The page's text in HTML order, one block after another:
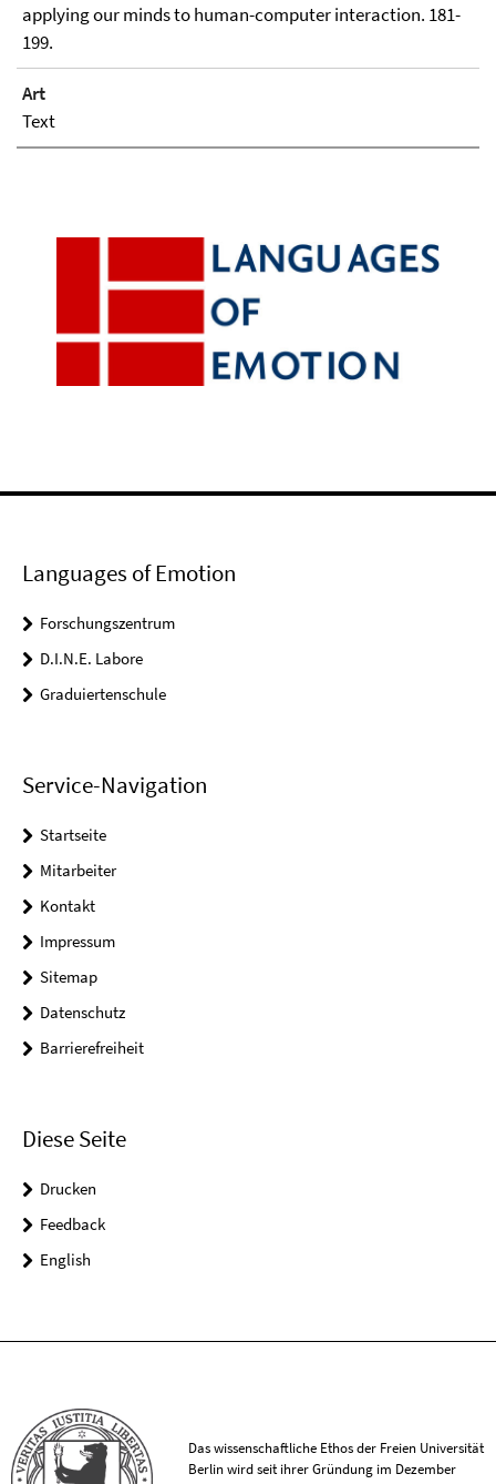
applying our minds to human-computer interaction. 181-
199.
Art
Text
Languages of Emotion
Forschungszentrum
D.I.N.E. Labore
Graduiertenschule
Service-Navigation
Startseite
Mitarbeiter
Kontakt
Impressum
Sitemap
Datenschutz
Barrierefreiheit
Diese Seite
Drucken
Feedback
English
Das wissenschaftliche Ethos der Freien Universität
Berlin wird seit ihrer Gründung im Dezember